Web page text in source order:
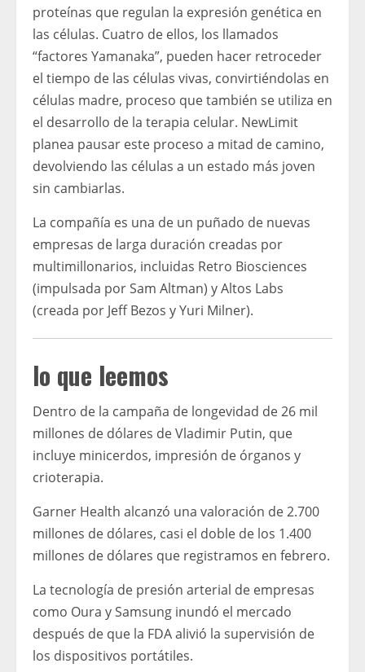
proteínas que regulan la expresión genética en
las células. Cuatro de ellos, los llamados
“factores Yamanaka”, pueden hacer retroceder
el tiempo de las células vivas, convirtiéndolas en
células madre, proceso que también se utiliza en
el desarrollo de la terapia celular. NewLimit
planea pausar este proceso a mitad de camino,
devolviendo las células a un estado más joven
sin cambiarlas.
La compañía es una de un puñado de nuevas
empresas de larga duración creadas por
multimillonarios, incluidas Retro Biosciences
(impulsada por Sam Altman) y Altos Labs
(creada por Jeff Bezos y Yuri Milner).
lo que leemos
Dentro de la campaña de longevidad de 26 mil
millones de dólares de Vladimir Putin, que
incluye minicerdos, impresión de órganos y
crioterapia.
Garner Health alcanzó una valoración de 2.700
millones de dólares, casi el doble de los 1.400
millones de dólares que registramos en febrero.
La tecnología de presión arterial de empresas
como Oura y Samsung inundó el mercado
después de que la FDA alivió la supervisión de
los dispositivos portátiles.